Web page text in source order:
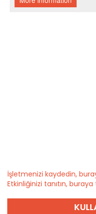
İşletmenizi kaydedin,
Etkinliğinizi tanıtın, buraya